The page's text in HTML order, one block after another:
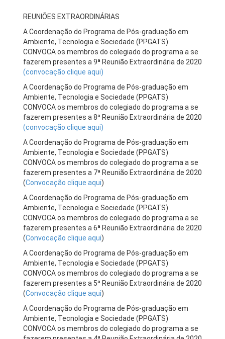
REUNIÕES EXTRAORDINÁRIAS
A Coordenação do Programa de Pós-graduação em
Ambiente, Tecnologia e Sociedade (PPGATS)
CONVOCA os membros do colegiado do programa a se
fazerem presentes a 9ª Reunião Extraordinária de 2020
(convocação clique aqui)
A Coordenação do Programa de Pós-graduação em
Ambiente, Tecnologia e Sociedade (PPGATS)
CONVOCA os membros do colegiado do programa a se
fazerem presentes a 8ª Reunião Extraordinária de 2020
(convocação clique aqui)
A Coordenação do Programa de Pós-graduação em
Ambiente, Tecnologia e Sociedade (PPGATS)
CONVOCA os membros do colegiado do programa a se
fazerem presentes a 7ª Reunião Extraordinária de 2020
(Convocação clique aqui)
A Coordenação do Programa de Pós-graduação em
Ambiente, Tecnologia e Sociedade (PPGATS)
CONVOCA os membros do colegiado do programa a se
fazerem presentes a 6ª Reunião Extraordinária de 2020
(Convocação clique aqui)
A Coordenação do Programa de Pós-graduação em
Ambiente, Tecnologia e Sociedade (PPGATS)
CONVOCA os membros do colegiado do programa a se
fazerem presentes a 5ª Reunião Extraordinária de 2020
(Convocação clique aqui)
A Coordenação do Programa de Pós-graduação em
Ambiente, Tecnologia e Sociedade (PPGATS)
CONVOCA os membros do colegiado do programa a se